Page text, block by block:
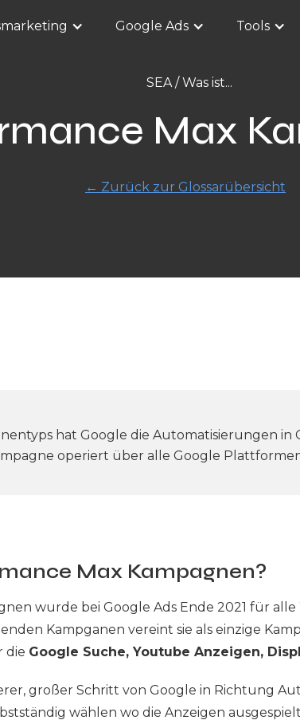
Google Ads Tools
SEA/ Was ist...
Max
← Zurück zur Glossarübersicht
hat Google die Automatisierungen in
operiert über alle Google
Max Kampagnen?
wurde bei Google Ads Ende 2021 für
Kampganen vereint sie als einzige
die Google Suche, Youtube Anzeigen,
großer Schritt von Google in Richtung
wählen wo die Anzeigen